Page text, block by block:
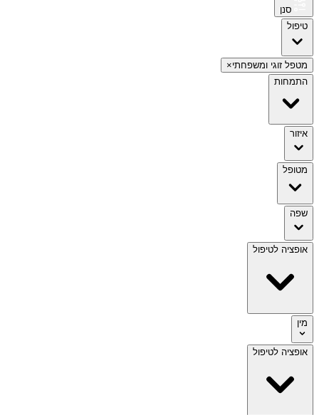
סנן
טיפול
מטפל זוגי ומשפחתי×
התמחות
איזור
מטופל
שפה
אופציה לטיפול
מין
אופציה לטיפול